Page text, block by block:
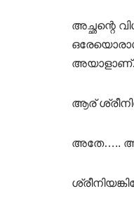
അച്ഛന്റെ
ആര്
അതേ…..